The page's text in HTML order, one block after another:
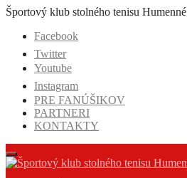
Prejsť
obsah
Športový klub stolného tenisu Humenné
Facebook
Twitter
Youtube
Instagram
PRE FANÚŠIKOV
PARTNERI
KONTAKTY